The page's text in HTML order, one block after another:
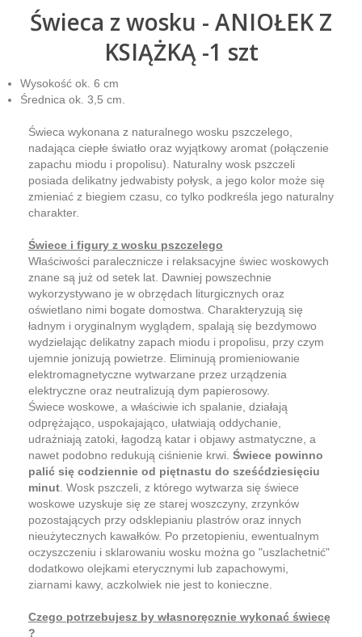
Świeca z wosku - ANIOŁEK Z
KSIĄŻKĄ -1 szt
Wysokość ok. 6 cm
Średnica ok. 3,5 cm.
Świeca wykonana z naturalnego wosku pszczelego,
nadająca ciepłe światło oraz wyjątkowy aromat (połączenie
zapachu miodu i propolisu). Naturalny wosk pszczeli
posiada delikatny jedwabisty połysk, a jego kolor może się
zmieniać z biegiem czasu, co tylko podkreśla jego naturalny
charakter.
Świece i figury z wosku pszczelego
Właściwości paralecznicze i relaksacyjne świec woskowych
znane są już od setek lat. Dawniej powszechnie
wykorzystywano je w obrzędach liturgicznych oraz
oświetlano nimi bogate domostwa. Charakteryzują się
ładnym i oryginalnym wyglądem, spalają się bezdymowo
wydzielając delikatny zapach miodu i propolisu, przy czym
ujemnie jonizują powietrze. Eliminują promieniowanie
elektromagnetyczne wytwarzane przez urządzenia
elektryczne oraz neutralizują dym papierosowy.
Świece woskowe, a właściwie ich spalanie, działają
odprężająco, uspokajająco, ułatwiają oddychanie,
udrażniają zatoki, łagodzą katar i objawy astmatyczne, a
nawet podobno redukują ciśnienie krwi. Świece powinno
palić się codziennie od piętnastu do sześćdziesięciu
minut . Wosk pszczeli, z którego wytwarza się świece
woskowe uzyskuje się ze starej woszczyny, zrzynków
pozostających przy odsklepianiu plastrów oraz innych
nieużytecznych kawałków. Po przetopieniu, ewentualnym
oczyszczeniu i sklarowaniu wosku można go "uszlachetnić"
dodatkowo olejkami eterycznymi lub zapachowymi,
ziarnami kawy, aczkolwiek nie jest to konieczne.
Czego potrzebujesz by własnoręcznie wykonać świecę
?